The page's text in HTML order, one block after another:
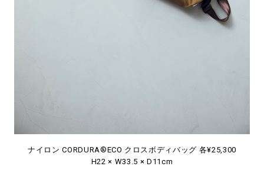
ナイロン CORDURA®ECO クロスボディバッグ 各¥25,300
H22 × W33.5 × D11cm